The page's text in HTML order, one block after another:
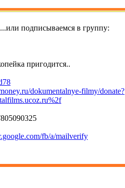
подписываемся в группу:
пригодится..
dokumentalnye-filmy/donate?
fb/a/mailverify